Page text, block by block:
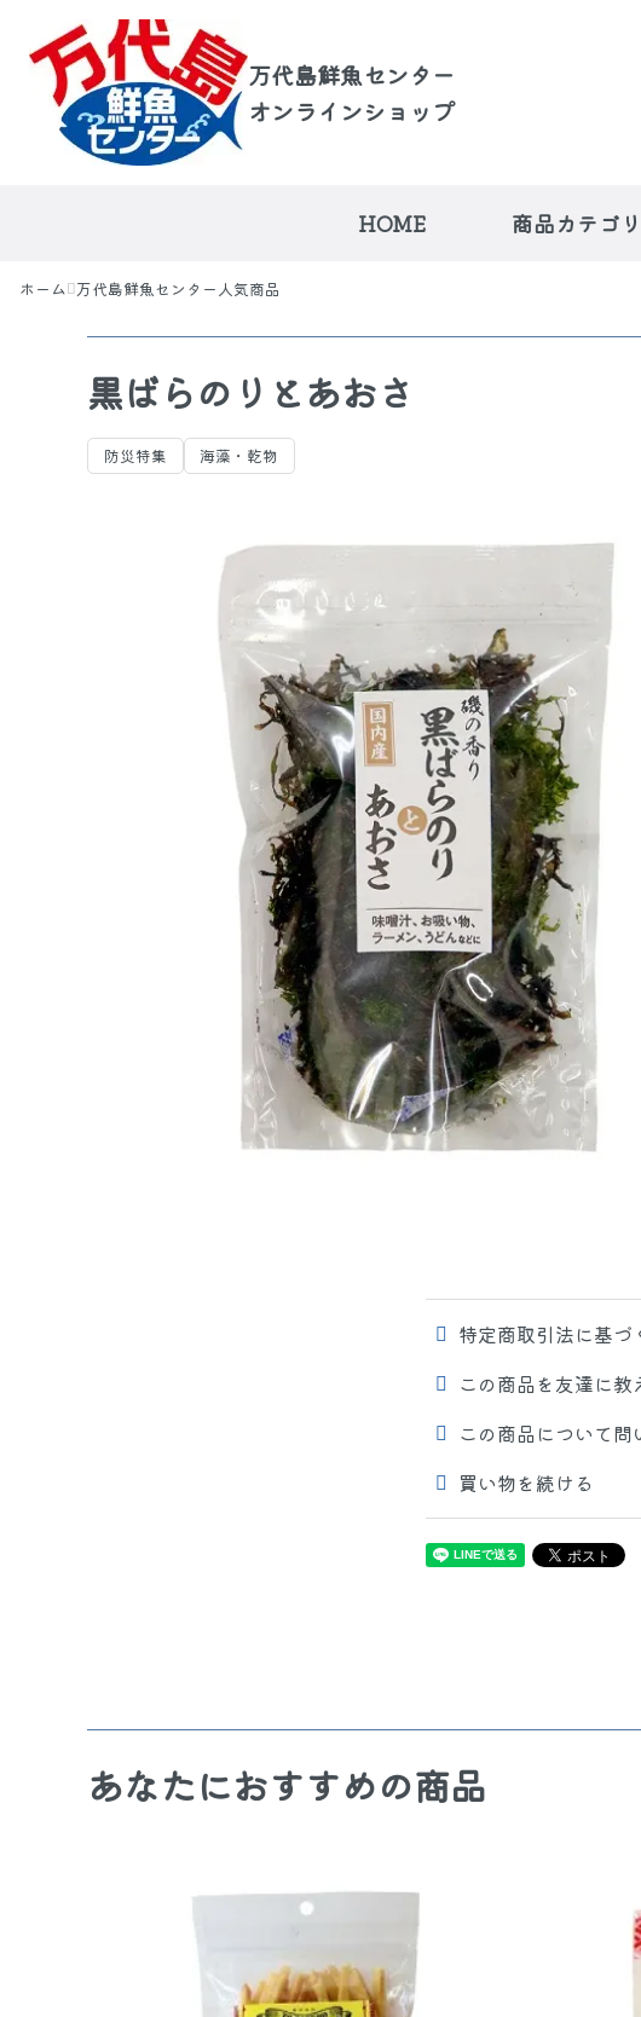
万代島鮮魚センター
オンラインショップ
HOME 商品カテゴ
万代島鮮魚センター人気商
夏のおすすめ特
防災特集
焼漬
加工品 新潟名品
麺類
ホーム 万代島鮮魚センター人気商品
黒ばらのりとあおさ
防災特集 海藻・乾物
特定商取引法に基づ
この商品を友達に教
この商品について問
買い物を続ける
あなたにおすすめの商品